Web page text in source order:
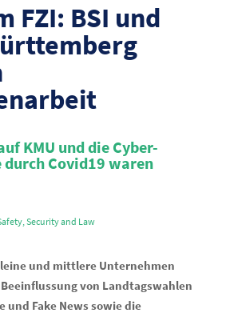
FZI: BSI und
KMU und die Cyber-
Covid19 waren
Security and Law
und mittlere Unternehmen
von Landtagswahlen
und Fake News sowie die